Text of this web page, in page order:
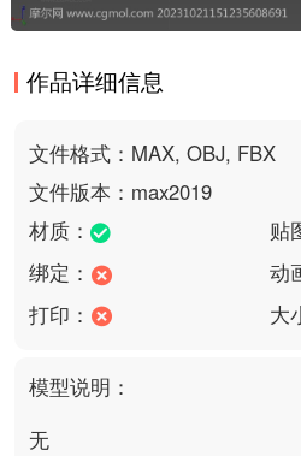
作品详细信息
文件格式：MAX, OBJ, FBX
文件版本：max2019
材质：
贴
绑定：
动
打印：
大
模型说明：
无